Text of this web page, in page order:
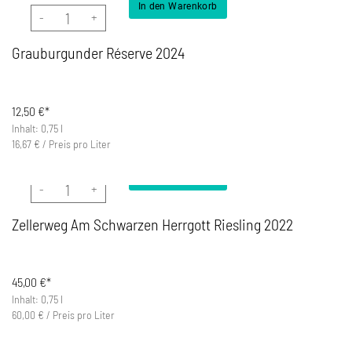
Grauburgunder Réserve 2024 Menge
In den Warenkorb
Grauburgunder Réserve 2024
12,50 €*
Inhalt: 0,75 l
16,67 € / Preis pro Liter
Zellerweg Am Schwarzen Herrgott Riesling 2022 Menge
Zellerweg Am Schwarzen Herrgott Riesling 2022
45,00 €*
Inhalt: 0,75 l
60,00 € / Preis pro Liter